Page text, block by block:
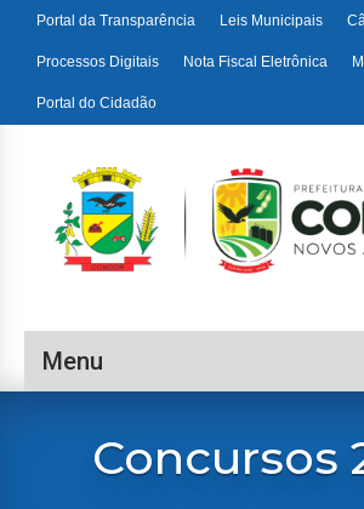
Portal da Transparência Leis Municipais
Processos Digitais Nota Fiscal Eletrônica
Portal do Cidadão
Menu
Concursos